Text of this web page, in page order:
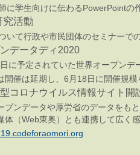
に学生向けに伝わるPowerPointの
究活動
いて行政や市民団体のセミナーで
ンデータディ2020
に予定されていた世界オープンデ
催は延期し、6月18日に開催規
コロナウイルス情報サイト開
ンデータや厚労省のデータをも
体（Web東奥）とも連携して広く